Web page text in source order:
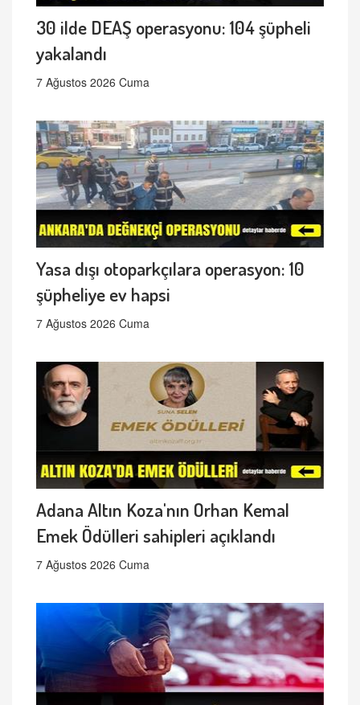
30 ilde DEAŞ operasyonu: 104 şüpheli
yakalandı
7 Ağustos 2026 Cuma
Yasa dışı otoparkçılara operasyon: 10
şüpheliye ev hapsi
7 Ağustos 2026 Cuma
Adana Altın Koza'nın Orhan Kemal
Emek Ödülleri sahipleri açıklandı
7 Ağustos 2026 Cuma